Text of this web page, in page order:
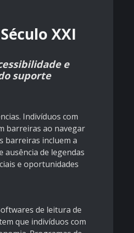
XXI
e
suporte
Indivíduos com
barreiras ao navegar
barreiras incluem a
de legendas
e oportunidades
de leitura de
que indivíduos com